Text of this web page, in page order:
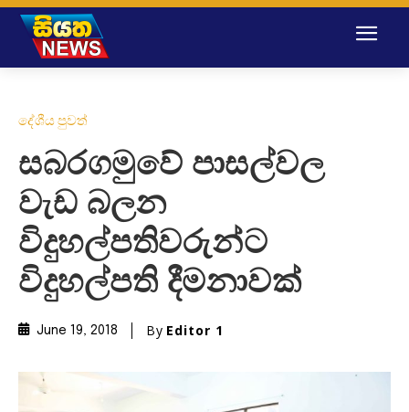
දේශීය පුවත්
සබරගමුවේ පාසල්වල
වැඩ බලන
විදුහල්පතිවරුන්ට
විදුහල්පති දීමනාවක්
June 19, 2018 By Editor 1